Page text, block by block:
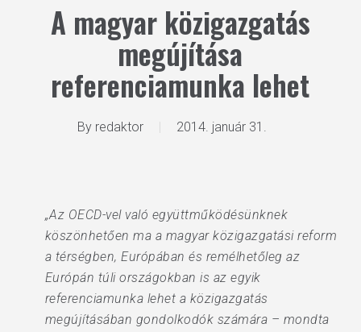
A magyar közigazgatás
megújítása
referenciamunka lehet
By redaktor 2014. január 31.
„Az OECD-vel való együttműködésünknek
köszönhetően ma a magyar közigazgatási reform
a térségben, Európában és remélhetőleg az
Európán túli országokban is az egyik
referenciamunka lehet a közigazgatás
megújításában gondolkodók számára – mondta